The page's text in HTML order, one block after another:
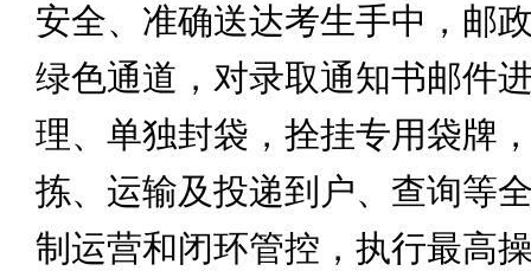
安全、准确送达考生手中，邮
绿色通道，对录取通知书邮件
理、单独封袋，拴挂专用袋牌
拣、运输及投递到户、查询等
制运营和闭环管控，执行最高